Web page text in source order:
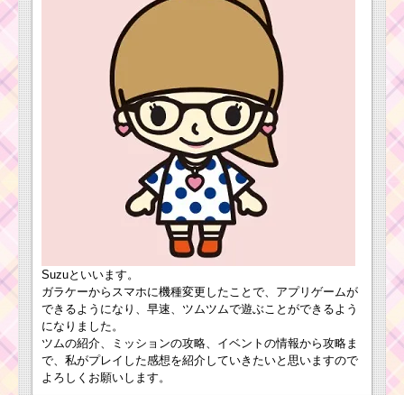
ーリーのツムで80コン
ボするミッションを攻
略するツム
ツムツム7月イベントの
第16弾ピックアップガ
チャ！スフレ・マック
ス・ジミニーなどが登
場！
黒いツムのスキルを70
回使うと並行してクリ
ハート節約
初心者が簡単に12チ
ェーンを作るコツは1種
ツムツム8月ピクサー
パズルイベント3枚目の
ミッション内容と攻略
酬とスター・デ
ストロイヤーを
倒すためのダメージ数
耳が丸いツムで50コ
ンボするミッションを
Suzuといいます。
ガラケーからスマホに機種変更したことで、アプリゲームが
できるようになり、早速、ツムツムで遊ぶことができるよう
になりました。
ツムの紹介、ミッションの攻略、イベントの情報から攻略ま
で、私がプレイした感想を紹介していきたいと思いますので
よろしくお願いします。